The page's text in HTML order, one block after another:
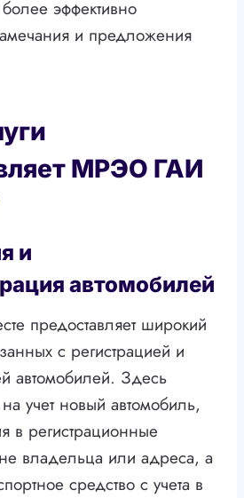
эффективно
и предложения
МРЭО ГАИ
и
автомобилей
предоставляет широкий
с регистрацией и
автомобилей. Здесь
учет новый автомобиль,
в регистрационные
владельца или адреса, а
средство с учета в